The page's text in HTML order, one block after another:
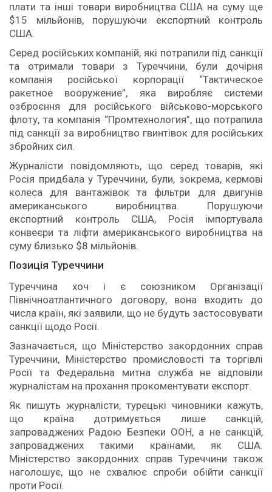
плати та інші товари виробництва США на суму ще
$15 мільйонів, порушуючи експортний контроль
США.
Серед російських компаній, які потрапили під санкції
та отримали товари з Туреччини, були дочірня
компанія російської корпорації “Тактическое
ракетное вооружение”, яка виробляє системи
озброєння для російського військово-морського
флоту, та компанія “Промтехнология”, що потрапила
під санкції за виробництво гвинтівок для російських
збройних сил.
Журналісти повідомляють, що серед товарів, які
Росія придбала у Туреччини, були, зокрема, кермові
колеса для вантажівок та фільтри для двигунів
американського виробництва. Порушуючи
експортний контроль США, Росія імпортувала
конвеєри та ліфти американського виробництва на
суму близько $8 мільйонів.
Позиція Туреччини
Туреччина хоч і є союзником Організації
Північноатлантичного договору, вона входить до
числа країн, які заявили, що не будуть застосовувати
санкції щодо Росії.
Зазначається, що Міністерство закордонних справ
Туреччини, Міністерство промисловості та торгівлі
Росії та Федеральна митна служба не відповіли
журналістам на прохання прокоментувати експорт.
Як пишуть журналісти, турецькі чиновники кажуть,
що країна дотримується лише санкцій,
запроваджених Радою Безпеки ООН, а не санкцій,
запроваджених такими країнами, як США.
Міністерство закордонних справ Туреччини також
наголошує, що не схвалює спроби обійти санкції
проти Росії.